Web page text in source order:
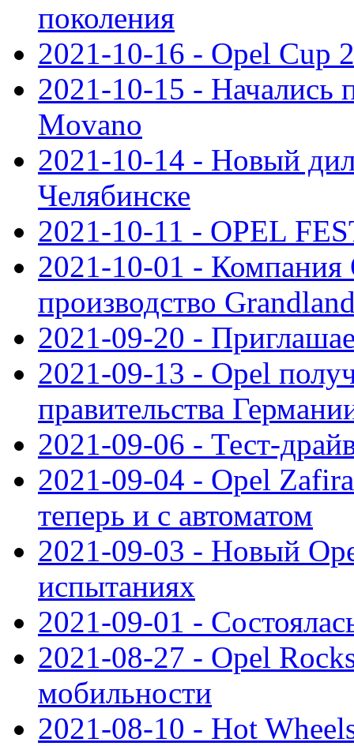
поколения
2021-10-16 - Opel Cup
2021-10-15 - Начались
Movano
2021-10-14 - Новый
Челябинске
2021-10-11 - OPEL
2021-10-01 - Компания
производство
2021-09-20 -
2021-09-13 - Opel
правительства
2021-09-06 - Тест-
2021-09-04 - Opel
теперь и с автоматом
2021-09-03 - Новый
испытаниях
2021-09-01 -
2021-08-27 - Opel
мобильности
2021-08-10 - Hot